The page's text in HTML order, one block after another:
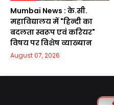
Mumbai News : के.सी.
महाविद्यालय में "हिन्दी का
बदलता स्वरूप एवं करियर"
विषय पर विशेष व्याख्यान
August 07, 2026